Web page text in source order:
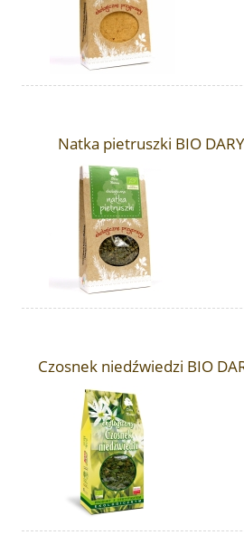
Natka pietruszki BIO
Czosnek niedźwiedzi BIO